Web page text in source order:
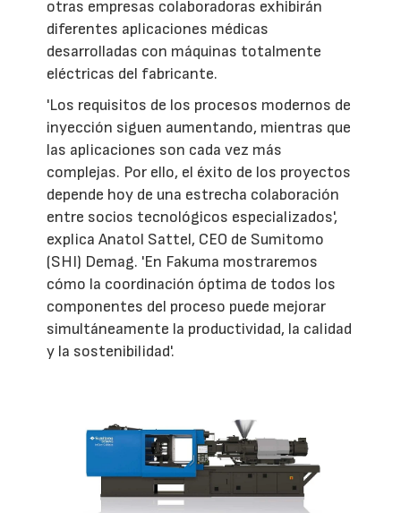
otras empresas colaboradoras exhibirán
diferentes aplicaciones médicas
desarrolladas con máquinas totalmente
eléctricas del fabricante.
'Los requisitos de los procesos modernos de
inyección siguen aumentando, mientras que
las aplicaciones son cada vez más
complejas. Por ello, el éxito de los proyectos
depende hoy de una estrecha colaboración
entre socios tecnológicos especializados',
explica Anatol Sattel, CEO de Sumitomo
(SHI) Demag. 'En Fakuma mostraremos
cómo la coordinación óptima de todos los
componentes del proceso puede mejorar
simultáneamente la productividad, la calidad
y la sostenibilidad'.